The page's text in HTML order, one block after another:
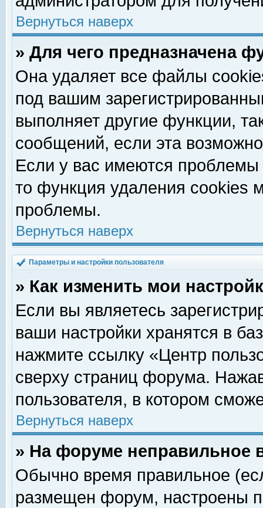
Вернуться наверх
» Для чего предназначена
Она удаляет все файлы
под вашим
выполняет другие функции,
сообщений, если эта
Если у вас имеются
то функция удаления cookies
проблемы.
Вернуться наверх
Параметры и настройки пользователя
» Как изменить мои
Если вы являетесь
ваши настройки хранятся в
нажмите ссылку «Центр
сверху страниц форума.
пользователя, в котором
Вернуться наверх
» На форуме неправильное
Обычно время правильное
размещен форум, настроены